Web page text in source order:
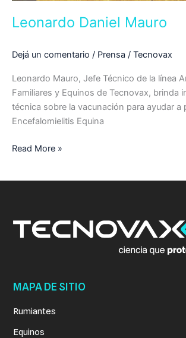
Leonardo Daniel Mauro
Dejá un comentario / Prensa / Tecnovax
Leonardo Mauro, Jefe Técnico de la línea
Familiares y Equinos de Tecnovax, brinda
técnica sobre la vacunación para ayudar a
Encefalomielitis Equina
Read More »
MAPA DE SITIO
Rumiantes
Equinos